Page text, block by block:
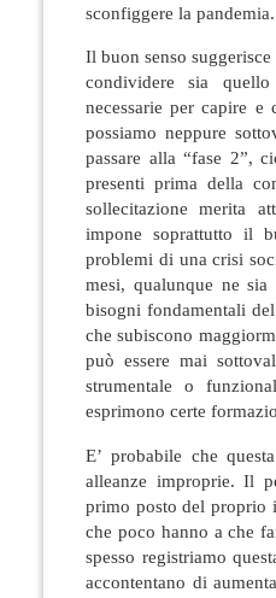
sconfiggere la pandemia.
Il buon senso
condividere sia
necessarie per capire e
possiamo neppure
passare alla “fase 2”,
presenti prima della
sollecitazione merita
impone soprattutto il
problemi di una crisi
mesi, qualunque ne
bisogni fondamentali
che subiscono
può essere mai
strumentale o
esprimono certe
E’ probabile che
alleanze improprie. Il
primo posto del proprio
che poco hanno a che
spesso registriamo
accontentano di